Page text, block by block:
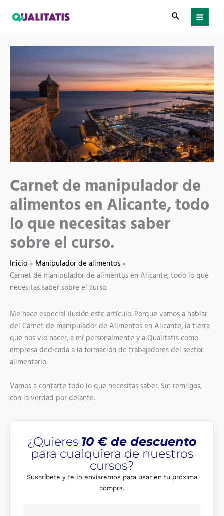
Carnet de manipulador de
alimentos en Alicante, todo
lo que necesitas saber
sobre el curso.
Inicio
Manipulador de alimentos
Carnet de manipulador de alimentos en Alicante, todo lo que
necesitas saber sobre el curso.
Me hace especial ilusión este artículo. Porque vamos a hablar
del Carnet de manipulador de Alimentos en Alicante, la tierra
que nos vio nacer, a mí personalmente y a Qualitatis como
empresa dedicada a la formación de trabajadores del sector
alimentario.
Vamos a contarte todo lo que necesitas saber. Sin remilgos,
con la verdad por delante.
¿Quieres 10 € de descuento
para cualquiera de nuestros
cursos?
Suscríbete y te lo enviaremos para usar en tu próxima
compra.